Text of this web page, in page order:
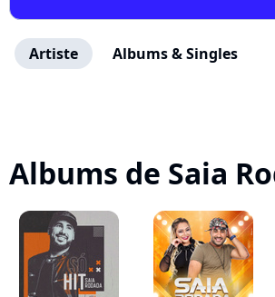
Artiste Albums & Singles
Albums de Saia